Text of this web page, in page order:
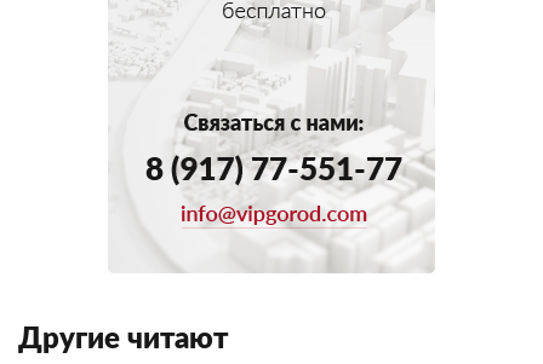
Другие читают